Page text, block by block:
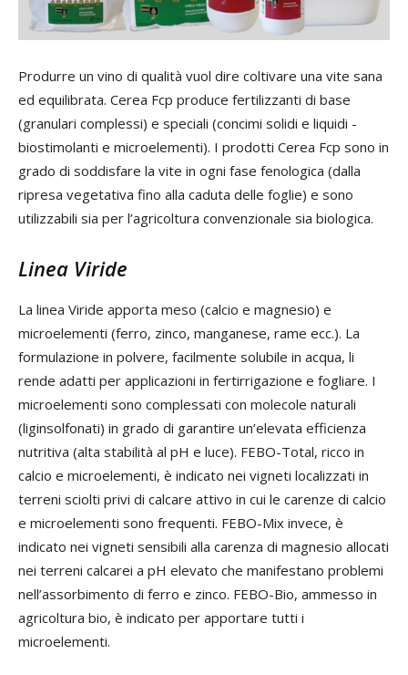
Produrre un vino di qualità vuol dire coltivare una vite sana
ed equilibrata. Cerea Fcp produce fertilizzanti di base
(granulari complessi) e speciali (concimi solidi e liquidi -
biostimolanti e microelementi). I prodotti Cerea Fcp sono in
grado di soddisfare la vite in ogni fase fenologica (dalla
ripresa vegetativa fino alla caduta delle foglie) e sono
utilizzabili sia per l’agricoltura convenzionale sia biologica.
Linea Viride
La linea Viride apporta meso (calcio e magnesio) e
microelementi (ferro, zinco, manganese, rame ecc.). La
formulazione in polvere, facilmente solubile in acqua, li
rende adatti per applicazioni in fertirrigazione e fogliare. I
microelementi sono complessati con molecole naturali
(liginsolfonati) in grado di garantire un’elevata efficienza
nutritiva (alta stabilità al pH e luce). FEBO-Total, ricco in
calcio e microelementi, è indicato nei vigneti localizzati in
terreni sciolti privi di calcare attivo in cui le carenze di calcio
e microelementi sono frequenti. FEBO-Mix invece, è
indicato nei vigneti sensibili alla carenza di magnesio allocati
nei terreni calcarei a pH elevato che manifestano problemi
nell’assorbimento di ferro e zinco. FEBO-Bio, ammesso in
agricoltura bio, è indicato per apportare tutti i
microelementi.